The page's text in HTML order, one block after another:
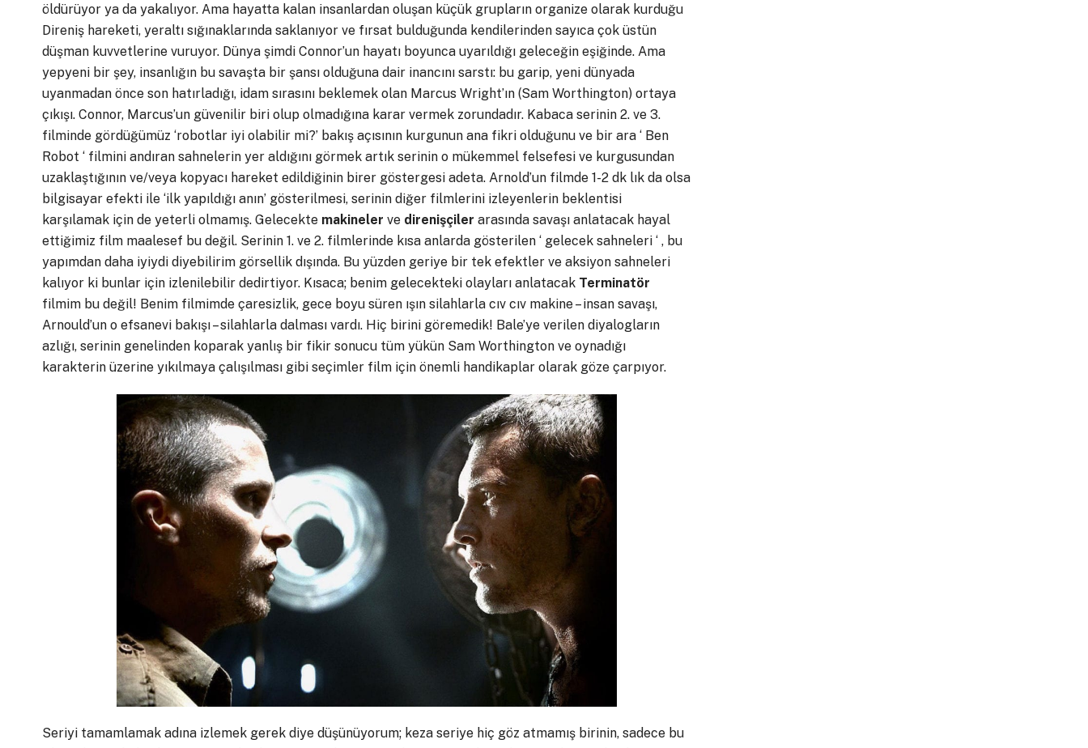
öldürüyor ya da yakalıyor. Ama hayatta kalan insanlardan oluşan küçük grupların organize olarak kurduğu
Direniş hareketi, yeraltı sığınaklarında saklanıyor ve fırsat bulduğunda kendilerinden sayıca çok üstün
düşman kuvvetlerine vuruyor. Dünya şimdi Connor’un hayatı boyunca uyarıldığı geleceğin eşiğinde. Ama
yepyeni bir şey, insanlığın bu savaşta bir şansı olduğuna dair inancını sarstı: bu garip, yeni dünyada
uyanmadan önce son hatırladığı, idam sırasını beklemek olan Marcus Wright’ın (Sam Worthington) ortaya
çıkışı. Connor, Marcus’un güvenilir biri olup olmadığına karar vermek zorundadır. Kabaca serinin 2. ve 3.
filminde gördüğümüz ‘robotlar iyi olabilir mi?’ bakış açısının kurgunun ana fikri olduğunu ve bir ara ‘ Ben
Robot ‘ filmini andıran sahnelerin yer aldığını görmek artık serinin o mükemmel felsefesi ve kurgusundan
uzaklaştığının ve/veya kopyacı hareket edildiğinin birer göstergesi adeta. Arnold’un filmde 1-2 dk lık da olsa
bilgisayar efekti ile ‘ilk yapıldığı anın’ gösterilmesi, serinin diğer filmlerini izleyenlerin beklentisi
karşılamak için de yeterli olmamış. Gelecekte makineler ve direnişçiler arasında savaşı anlatacak hayal
ettiğimiz film maalesef bu değil. Serinin 1. ve 2. filmlerinde kısa anlarda gösterilen ‘ gelecek sahneleri ‘ , bu
yapımdan daha iyiydi diyebilirim görsellik dışında. Bu yüzden geriye bir tek efektler ve aksiyon sahneleri
kalıyor ki bunlar için izlenilebilir dedirtiyor. Kısaca; benim gelecekteki olayları anlatacak Terminatör
filmim bu değil! Benim filmimde çaresizlik, gece boyu süren ışın silahlarla cıv cıv makine – insan savaşı,
Arnould’un o efsanevi bakışı – silahlarla dalması vardı. Hiç birini göremedik! Bale’ye verilen diyalogların
azlığı, serinin genelinden koparak yanlış bir fikir sonucu tüm yükün Sam Worthington ve oynadığı
karakterin üzerine yıkılmaya çalışılması gibi seçimler film için önemli handikaplar olarak göze çarpıyor.
Seriyi tamamlamak adına izlemek gerek diye düşünüyorum; keza seriye hiç göz atmamış birinin, sadece bu